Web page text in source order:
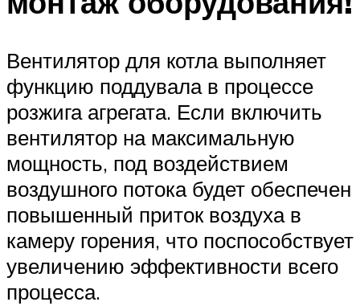
Вентилятор для котла выполняет
функцию поддувала в процессе
розжига агрегата. Если включить
вентилятор на максимальную
мощность, под воздействием
воздушного потока будет обеспечен
повышенный приток воздуха в
камеру горения, что поспособствует
увеличению эффективности всего
процесса.